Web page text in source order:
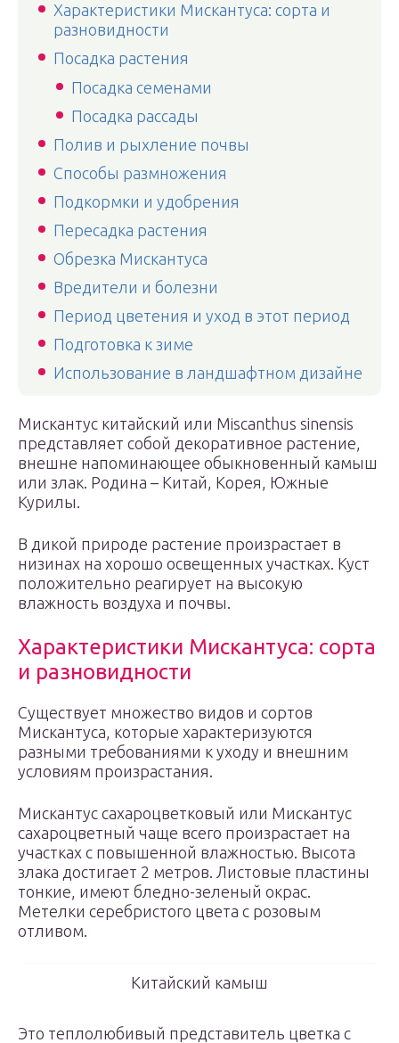
Характеристики Мискантуса: сорта и
разновидности
Посадка растения
Посадка семенами
Посадка рассады
Полив и рыхление почвы
Способы размножения
Подкормки и удобрения
Пересадка растения
Обрезка Мискантуса
Вредители и болезни
Период цветения и уход в этот период
Подготовка к зиме
Использование в ландшафтном дизайне
Мискантус китайский или Miscanthus sinensis
представляет собой декоративное растение,
внешне напоминающее обыкновенный камыш
или злак. Родина – Китай, Корея, Южные
Курилы.
В дикой природе растение произрастает в
низинах на хорошо освещенных участках. Куст
положительно реагирует на высокую
влажность воздуха и почвы.
Характеристики Мискантуса: сорта
и разновидности
Существует множество видов и сортов
Мискантуса, которые характеризуются
разными требованиями к уходу и внешним
условиям произрастания.
Мискантус сахароцветковый или Мискантус
сахароцветный чаще всего произрастает на
участках с повышенной влажностью. Высота
злака достигает 2 метров. Листовые пластины
тонкие, имеют бледно-зеленый окрас.
Метелки серебристого цвета с розовым
отливом.
Китайский камыш
Это теплолюбивый представитель цветка с